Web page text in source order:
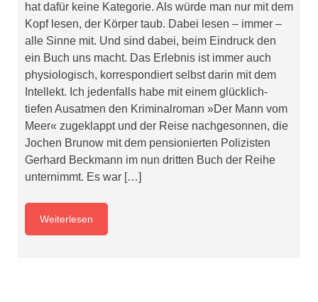
hat dafür keine Kategorie. Als würde man nur mit dem
Kopf lesen, der Körper taub. Dabei lesen – immer –
alle Sinne mit. Und sind dabei, beim Eindruck den
ein Buch uns macht. Das Erlebnis ist immer auch
physiologisch, korrespondiert selbst darin mit dem
Intellekt. Ich jedenfalls habe mit einem glücklich-
tiefen Ausatmen den Kriminalroman »Der Mann vom
Meer« zugeklappt und der Reise nachgesonnen, die
Jochen Brunow mit dem pensionierten Polizisten
Gerhard Beckmann im nun dritten Buch der Reihe
unternimmt. Es war […]
Weiterlesen